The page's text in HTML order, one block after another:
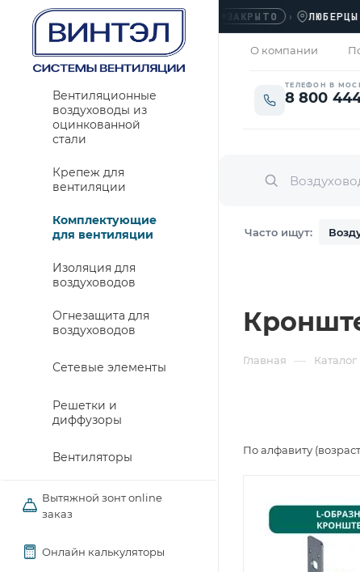
ОФИС ЗАКРЫТО › ЛЮБЕРЦЫ,
О компании
ТЕЛЕФОН В
8 800
Часто ищут:
Вентиляционные
воздуховоды из
оцинкованной
стали
Крепеж для
вентиляции
Комплектующие
для вентиляции
Изоляция для
воздуховодов
Огнезащита для
воздуховодов
Сетевые элементы
Решетки и
диффузоры
Вентиляторы
Вытяжной зонт online
заказ
Онлайн калькуляторы
Главная — Каталог
По алфавиту